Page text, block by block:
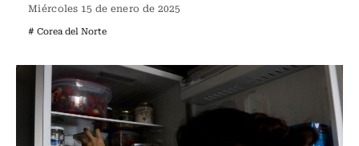
Miércoles 15 de enero de 2025
# Corea del Norte